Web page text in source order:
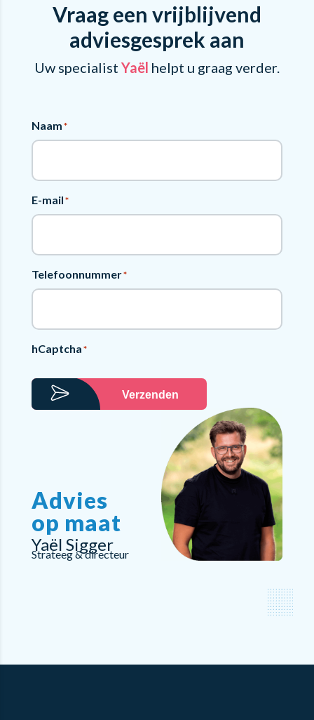
Vraag een vrijblijvend
adviesgesprek aan
Uw specialist Yaël helpt u graag verder.
Naam*
E-mail*
Telefoonnummer*
hCaptcha*
Verzenden
Advies
op maat
Yaël Sigger
Strateeg & directeur